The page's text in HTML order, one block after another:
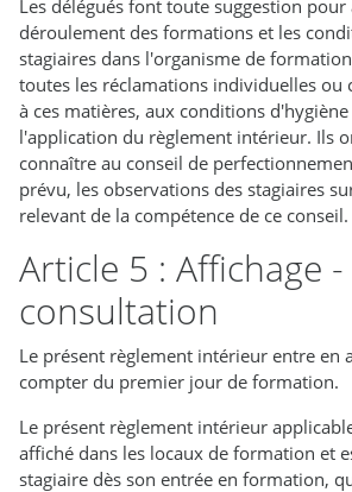
Les délégués font toute suggestion
déroulement des formations et les
stagiaires dans l'organisme de
toutes les réclamations individuelles ou
à ces matières, aux conditions
l'application du règlement intérieur. Ils
connaître au conseil de
prévu, les observations des stagiaires
relevant de la compétence de ce conseil.
Article 5 : Affichage -
consultation
Le présent règlement intérieur entre en
compter du premier jour de formation.
Le présent règlement intérieur
affiché dans les locaux de formation et
stagiaire dès son entrée en formation,